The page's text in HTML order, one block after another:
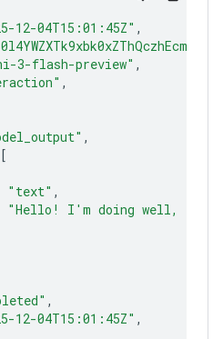
12-04T15:01:45Z"
3-flash-preview"
[
"text"
"Hello! I'm doing well,
12-04T15:01:45Z"